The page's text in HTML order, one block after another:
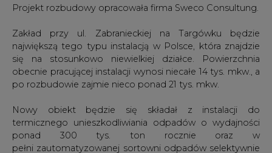
się na stosunkowo niewielkiej działce. Powierzchnia
po rozbudowie zajmie nieco ponad 21 tys. mkw.
Nowy obiekt będzie się składał z instalacji do
termicznego unieszkodliwiania odpadów o wydajności
ponad 300 tys. ton rocznie oraz w
zebranych o wydajności 30 tys. ton rocznie.
Spalarnia będzie działała przez całą dobę i wytworzy
około 200 000 MWh ciepła oraz około 100 tysięcy